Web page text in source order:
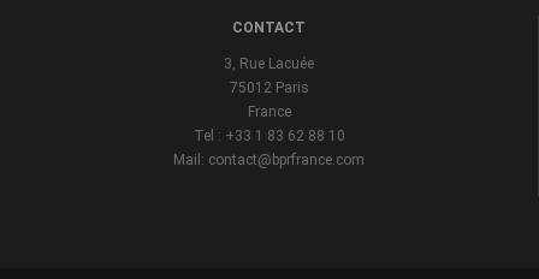
CONTACT
3, Rue Lacuée
75012 Paris
France
Tel : +33 1 83 62 88 10
Mail: contact@bprfrance.com